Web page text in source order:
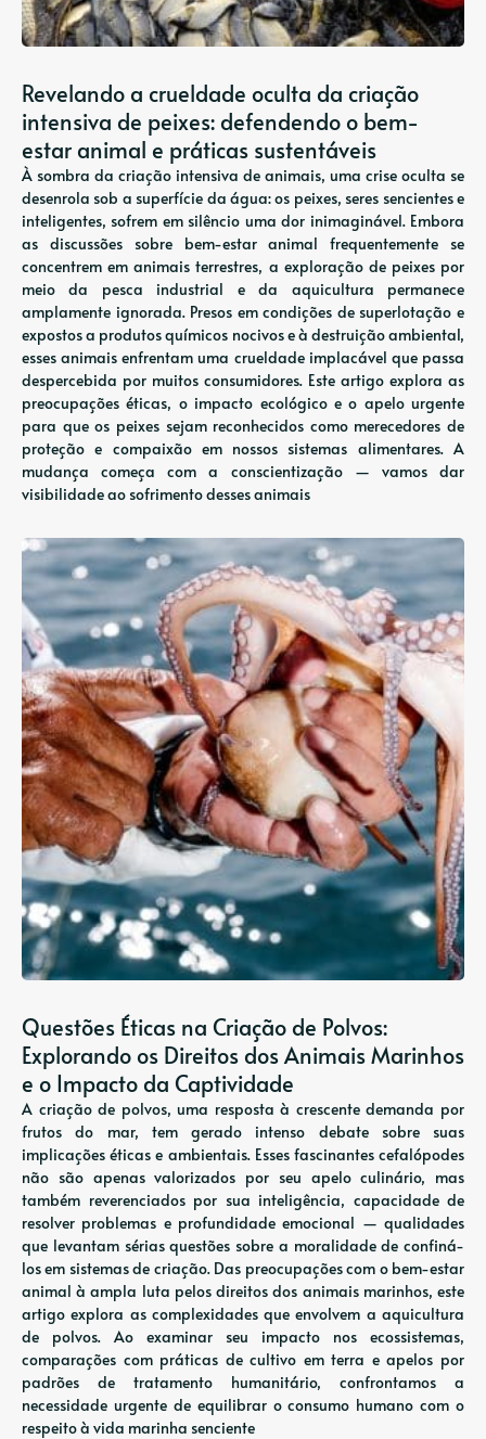
Revelando a crueldade oculta da criação
intensiva de peixes: defendendo o bem-
estar animal e práticas sustentáveis
À sombra da criação intensiva de animais, uma crise oculta se
desenrola sob a superfície da água: os peixes, seres sencientes e
inteligentes, sofrem em silêncio uma dor inimaginável. Embora
as discussões sobre bem-estar animal frequentemente se
concentrem em animais terrestres, a exploração de peixes por
meio da pesca industrial e da aquicultura permanece
amplamente ignorada. Presos em condições de superlotação e
expostos a produtos químicos nocivos e à destruição ambiental,
esses animais enfrentam uma crueldade implacável que passa
despercebida por muitos consumidores. Este artigo explora as
preocupações éticas, o impacto ecológico e o apelo urgente
para que os peixes sejam reconhecidos como merecedores de
proteção e compaixão em nossos sistemas alimentares. A
mudança começa com a conscientização — vamos dar
visibilidade ao sofrimento desses animais
Questões Éticas na Criação de Polvos:
Explorando os Direitos dos Animais Marinhos
e o Impacto da Captividade
A criação de polvos, uma resposta à crescente demanda por
frutos do mar, tem gerado intenso debate sobre suas
implicações éticas e ambientais. Esses fascinantes cefalópodes
não são apenas valorizados por seu apelo culinário, mas
também reverenciados por sua inteligência, capacidade de
resolver problemas e profundidade emocional — qualidades
que levantam sérias questões sobre a moralidade de confiná-
los em sistemas de criação. Das preocupações com o bem-estar
animal à ampla luta pelos direitos dos animais marinhos, este
artigo explora as complexidades que envolvem a aquicultura
de polvos. Ao examinar seu impacto nos ecossistemas,
comparações com práticas de cultivo em terra e apelos por
padrões de tratamento humanitário, confrontamos a
necessidade urgente de equilibrar o consumo humano com o
respeito à vida marinha senciente